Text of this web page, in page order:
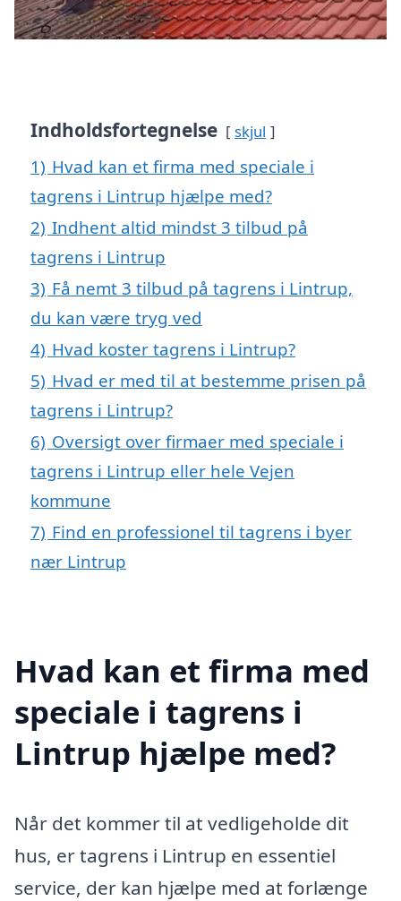
Indholdsfortegnelse skjul
1) Hvad kan et firma med speciale i
tagrens i Lintrup hjælpe med?
2) Indhent altid mindst 3 tilbud på
tagrens i Lintrup
3) Få nemt 3 tilbud på tagrens i Lintrup,
du kan være tryg ved
4) Hvad koster tagrens i Lintrup?
5) Hvad er med til at bestemme prisen på
tagrens i Lintrup?
6) Oversigt over firmaer med speciale i
tagrens i Lintrup eller hele Vejen
kommune
7) Find en professionel til tagrens i byer
nær Lintrup
Hvad kan et firma med
speciale i tagrens i
Lintrup hjælpe med?
Når det kommer til at vedligeholde dit
hus, er tagrens i Lintrup en essentiel
service, der kan hjælpe med at forlænge